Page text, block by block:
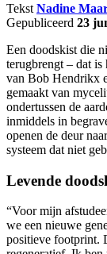
Tekst Nadine
Gepubliceerd 23
Een doodskist die
terugbrengt – dat
van Bob Hendrikx
gemaakt van
ondertussen de
inmiddels in
openen de deur
systeem dat niet
Levende
“Voor mijn
we een nieuwe
positieve footprint.